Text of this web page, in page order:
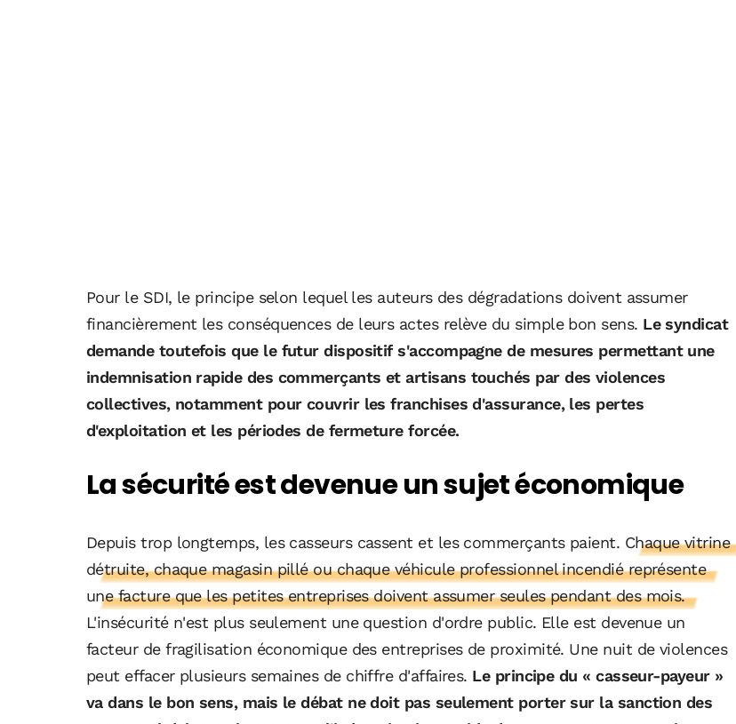
Pour le SDI, le principe selon lequel les auteurs des dégradations doivent assumer
financièrement les conséquences de leurs actes relève du simple bon sens. Le syndicat
demande toutefois que le futur dispositif s'accompagne de mesures permettant une
indemnisation rapide des commerçants et artisans touchés par des violences
collectives, notamment pour couvrir les franchises d'assurance, les pertes
d'exploitation et les périodes de fermeture forcée.
La sécurité est devenue un sujet économique
Depuis trop longtemps, les casseurs cassent et les commerçants paient. Chaque vitrine
détruite, chaque magasin pillé ou chaque véhicule professionnel incendié représente
une facture que les petites entreprises doivent assumer seules pendant des mois.
L'insécurité n'est plus seulement une question d'ordre public. Elle est devenue un
facteur de fragilisation économique des entreprises de proximité. Une nuit de violences
peut effacer plusieurs semaines de chiffre d'affaires. Le principe du « casseur-payeur »
va dans le bon sens, mais le débat ne doit pas seulement porter sur la sanction des